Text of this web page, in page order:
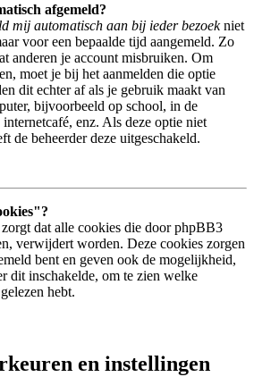
afgemeld?
mij automatisch aan bij ieder bezoekniet
voor een bepaalde tijd aangemeld. Zo
anderen je account misbruiken. Om
moet je bij het aanmelden die optie
dit echter af als je gebruik maakt van
bijvoorbeeld op school, in de
enz. Als deze optie niet
de beheerder deze uitgeschakeld.
dat alle cookies die door phpBB3
verwijdert worden. Deze cookies zorgen
bent en geven ook de mogelijkheid,
dit inschakelde, om te zien welke
hebt.
en instellingen